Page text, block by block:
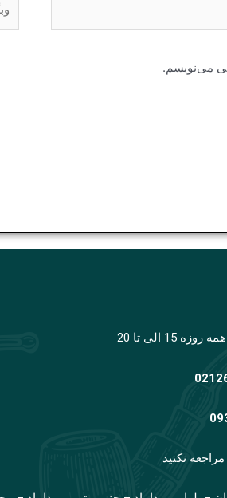
می‌نویسم.
15 الی تا 20
نکنید